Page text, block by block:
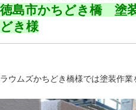
徳島市かちどき橋 塗
どき様
ラウムズかちどき橋様では塗装作業